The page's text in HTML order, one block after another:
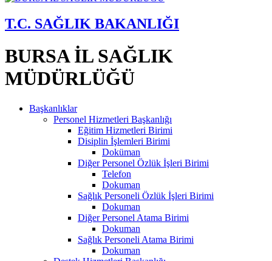
T.C. SAĞLIK BAKANLIĞI
BURSA İL SAĞLIK
MÜDÜRLÜĞÜ
Başkanlıklar
Personel Hizmetleri Başkanlığı
Eğitim Hizmetleri Birimi
Disiplin İşlemleri Birimi
Doküman
Diğer Personel Özlük İşleri Birimi
Telefon
Dokuman
Sağlık Personeli Özlük İşleri Birimi
Dokuman
Diğer Personel Atama Birimi
Dokuman
Sağlık Personeli Atama Birimi
Dokuman